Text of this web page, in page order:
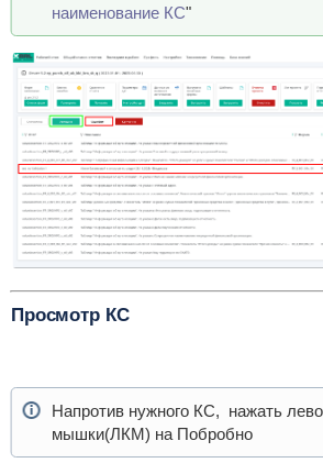
наименование КС"
Просмотр КС
Напротив нужного КС, нажать
мышки(ЛКМ) на Побробно